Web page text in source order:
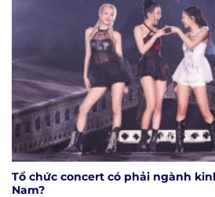
Tổ chức concert có phải ngành
Nam?